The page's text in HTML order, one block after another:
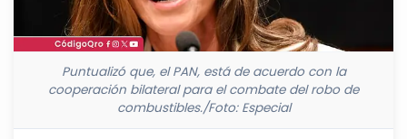
Puntualizó que, el PAN, está de acuerdo con la
cooperación bilateral para el combate del robo de
combustibles./Foto: Especial